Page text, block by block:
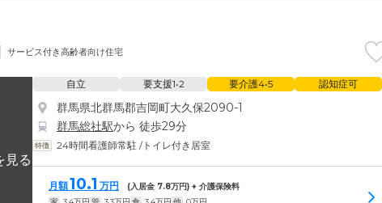
サービス付き高齢者向け住宅
自立 要支援1•2 要介護4•5 認知症可
群馬県北群馬郡吉岡町大久保2090-1
群馬総社駅から 徒歩29分
24時間看護師常駐 /トイレ付き居室
月額10.1 万円 (入居金 7.8万円) + 介護保険料